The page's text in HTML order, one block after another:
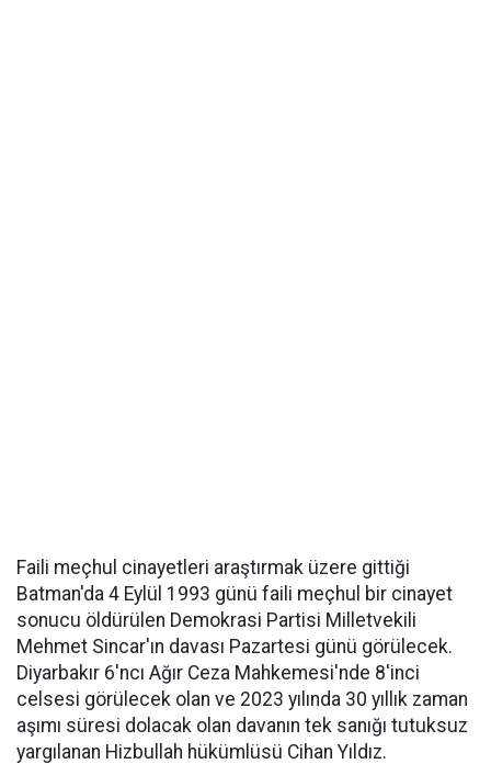
Faili meçhul cinayetleri araştırmak üzere gittiği
Batman'da 4 Eylül 1993 günü faili meçhul bir cinayet
sonucu öldürülen Demokrasi Partisi Milletvekili
Mehmet Sincar'ın davası Pazartesi günü görülecek.
Diyarbakır 6'ncı Ağır Ceza Mahkemesi'nde 8'inci
celsesi görülecek olan ve 2023 yılında 30 yıllık zaman
aşımı süresi dolacak olan davanın tek sanığı tutuksuz
yargılanan Hizbullah hükümlüsü Cihan Yıldız.